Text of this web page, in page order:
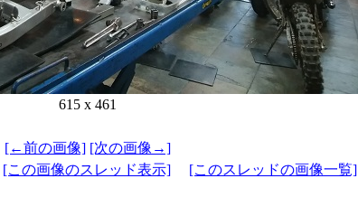
615 x 461
[←前の画像] [次の画像→]
[この画像のスレッド表示] [このスレッドの画像一覧]